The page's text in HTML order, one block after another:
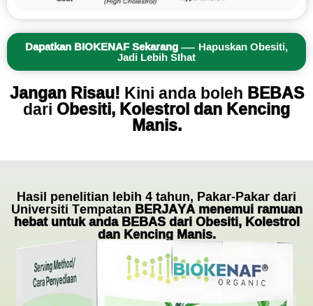
Dapatkan BIOKENAF Sekarang— Hapuskan Obesiti,
Jadi Lebih SIhat
Jangan Risau!Kini anda bolehBEBAS
dariObesiti, Kolestrol dan Kencing
Manis.
Hasil penelitian lebih 4 tahun, Pakar-Pakar dari
Universiti TempatanBERJAYA menemui ramuan
hebat untuk anda BEBAS dari Obesiti, Kolestrol
dan Kencing Manis.